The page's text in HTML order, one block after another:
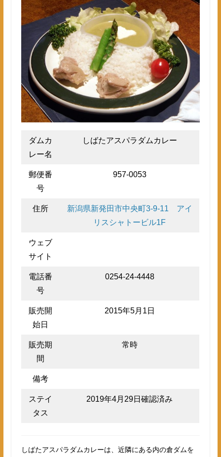
ダムカ
レー名
しばたアスパラダムカレー
郵便番
号
957-0053
住所
新潟県新発田市中央町3-9-11 アイ
リスシャトービル1F
ウェブ
サイト
電話番
号
0254-24-4448
販売開
始日
2015年5月1日
販売期
間
常時
備考
ステイ
タス
2019年4月29日確認済み
しばたアスパラダムカレーは、近隣にある内の倉ダムを